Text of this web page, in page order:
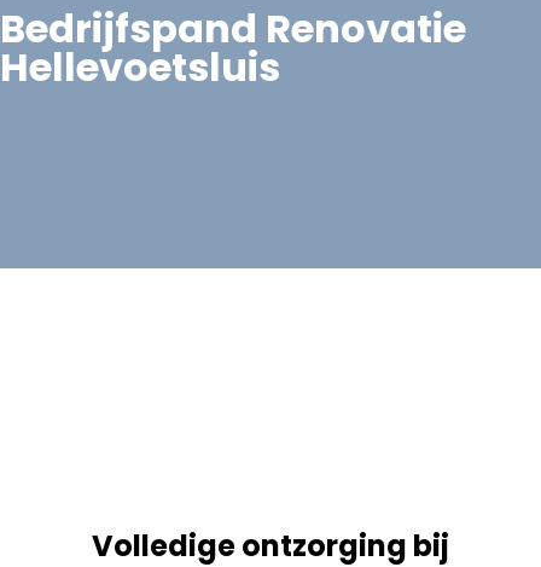
Bedrijfspand Renovatie
Hellevoetsluis
Volledige ontzorging bij